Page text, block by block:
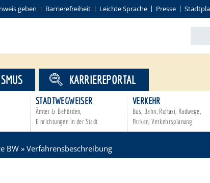
geben Barrierefreiheit Leichte Sprache Presse
STADTWEGWEISER
Ämter & Behörden,
Einrichtungen in der Stadt
VERKEHR
Bus, Bahn, Ruftaxi, Radwege,
Parken, Verkehrsplanung
KARRIEREPORTAL
BW » Verfahrensbeschreibung